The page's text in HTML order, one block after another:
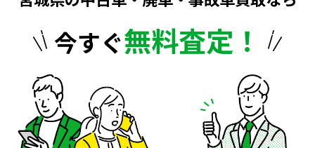
今すぐ無料査定！